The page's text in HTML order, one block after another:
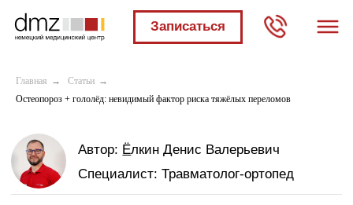
Записаться
Главная → Статьи →
Остеопороз + гололёд: невидимый фактор риска тяжёлых переломов
лкин Денис Валерьевич
Мы в социальных
Остеопороз +